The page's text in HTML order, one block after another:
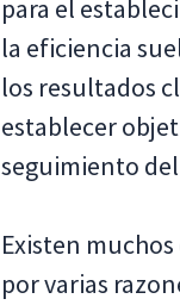
para el
la eficiencia
los resultados
establecer
seguimiento
Existen
por varias